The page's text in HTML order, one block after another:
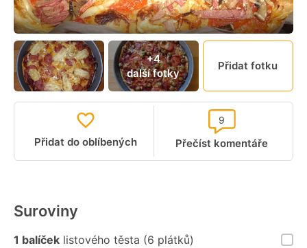
+4
další fotky
Přidat fotku
Přidat do oblíbených Přečíst komentáře
9
Suroviny
1 balíček listového těsta (6 plátků)